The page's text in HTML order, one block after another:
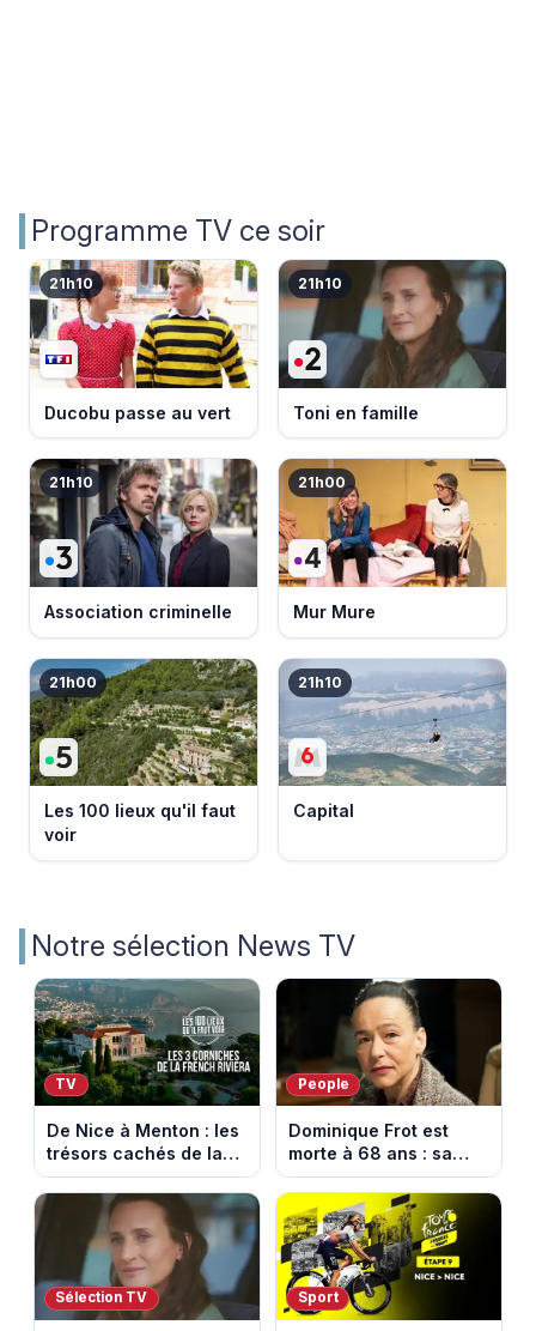
Programme TV ce soir
21h10
Ducobu passe au vert
21h10
Toni en famille
21h10
Association criminelle
21h00
Mur Mure
21h00
Les 100 lieux qu'il faut
voir
21h10
Capital
Notre sélection News TV
TV
De Nice à Menton : les
trésors cachés de la
French Riviera dévoilés
dans les 100 lieux qu'il
faut voir
People
Dominique Frot est
morte à 68 ans : sa
sœur Catherine Frot
annonce la triste
nouvelle
Sélection TV Sport